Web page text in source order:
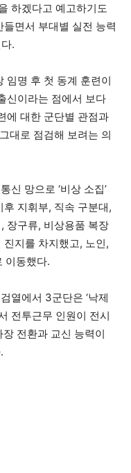
하겠다고 예고하기도
면서 부대별 실전 능력
.
임명 후 첫 동계 훈련이
신이라는 점에서 보다
에 대한 군단별 관점과
대로 점검해 보려는 의
신 망으로 ‘비상 소집’
지휘부, 직속 구분대,
장구류, 비상용품 복장
지를 차지했고, 노인,
이동했다.
열에서 3군단은 ‘낙제
전투근무 인원이 전시
전환과 교신 능력이